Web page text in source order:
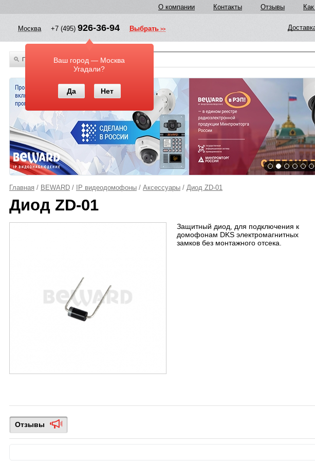
О компании Контакты Отзывы
Москва +7 (495) 926-36-94
Ваш город — Москва
Угадали?
Да Нет
Выбрать
По всему каталогу
Главная / BEWARD / IP видеодомофоны / Аксессуары / Диод ZD-01
Диод ZD-01
Защитный диод, для подключения к
домофонам DKS электромагнитных
замков без монтажного отсека.
Отзывы